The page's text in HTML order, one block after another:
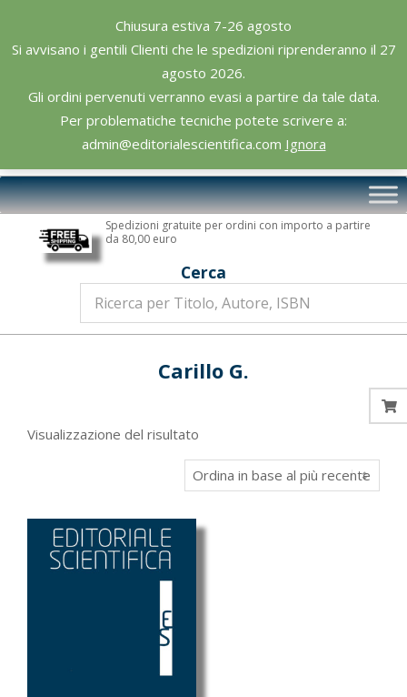
Chiusura estiva 7-26 agosto
Si avvisano i gentili Clienti che le spedizioni riprenderanno il 27
agosto 2026.
Gli ordini pervenuti verranno evasi a partire da tale data.
Per problematiche tecniche potete scrivere a:
admin@editorialescientifica.com Ignora
content
Editoriale
Scientifica
Primary
Navigation
Spedizioni gratuite per ordini con importo a partire
da 80,00 euro
Cerca
Carillo G.
Visualizzazione del risultato